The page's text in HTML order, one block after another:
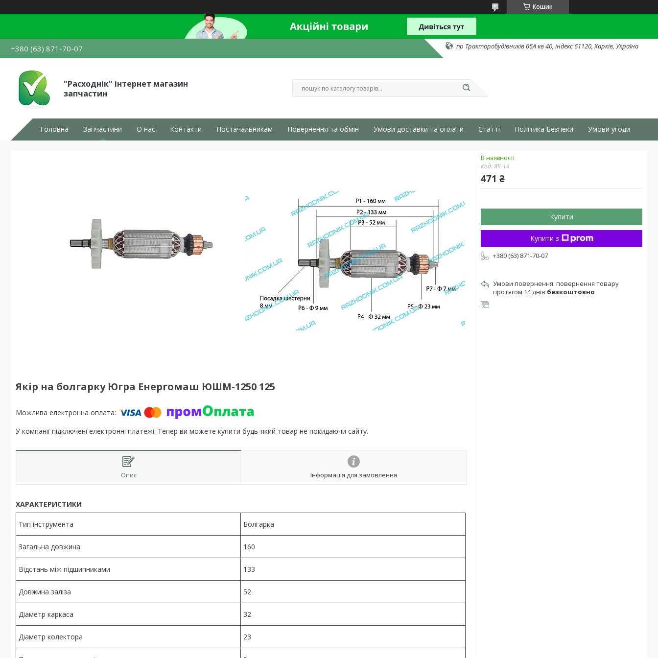
Кошик
+380 (63) 871-70-07 пр Тракторобудівників 65А кв 40, індекс 61120, Харків, Україна
"Расходнік" інтернет магазин
запчастин
Головна Запчастини О нас Контакти Постачальникам Повернення та обмін Умови доставки та оплати Статті Політика Безпеки Умови угоди
Якір на болгарку Югра Енергомаш ЮШМ-1250 125
У компанії підключені електронні платежі. Тепер ви можете купити будь-який товар не покидаючи сайту.
Опис Інформація для замовлення
ХАРАКТЕРИСТИКИ
Тип інструмента Болгарка
Загальна довжина 160
Відстань між підшипниками 133
Довжина заліза 52
Діаметр каркаса 32
Діаметр колектора 23
В наявності
Код:ЯК-14
471 ₴
Купити
Купити з
+380 (63) 871-70-07
повернення товару
протягом 14 днів безкоштовно